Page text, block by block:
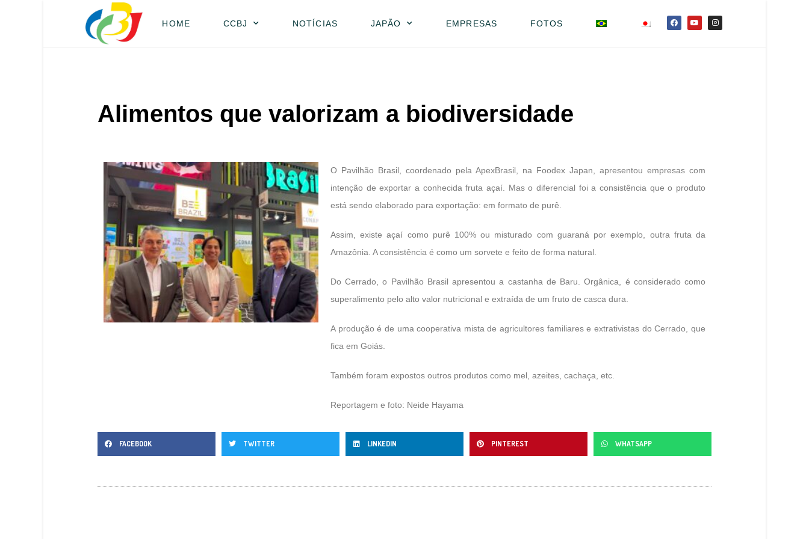
HOME CCBJ NOTÍCIAS JAPÃO EMPRESAS FOTOS
Alimentos que valorizam a biodiversidade
O Pavilhão Brasil, coordenado pela ApexBrasil, na Foodex Japan, apresentou empresas com
intenção de exportar a conhecida fruta açaí. Mas o diferencial foi a consistência que o produto
está sendo elaborado para exportação: em formato de purê.
Assim, existe açaí como purê 100% ou misturado com guaraná por exemplo, outra fruta da
Amazônia. A consistência é como um sorvete e feito de forma natural.
Do Cerrado, o Pavilhão Brasil apresentou a castanha de Baru. Orgânica, é considerado como
superalimento pelo alto valor nutricional e extraída de um fruto de casca dura.
A produção é de uma cooperativa mista de agricultores familiares e extrativistas do Cerrado, que
fica em Goiás.
Também foram expostos outros produtos como mel, azeites, cachaça, etc.
Reportagem e foto: Neide Hayama
FACEBOOK TWITTER LINKEDIN PINTEREST WHATSAPP